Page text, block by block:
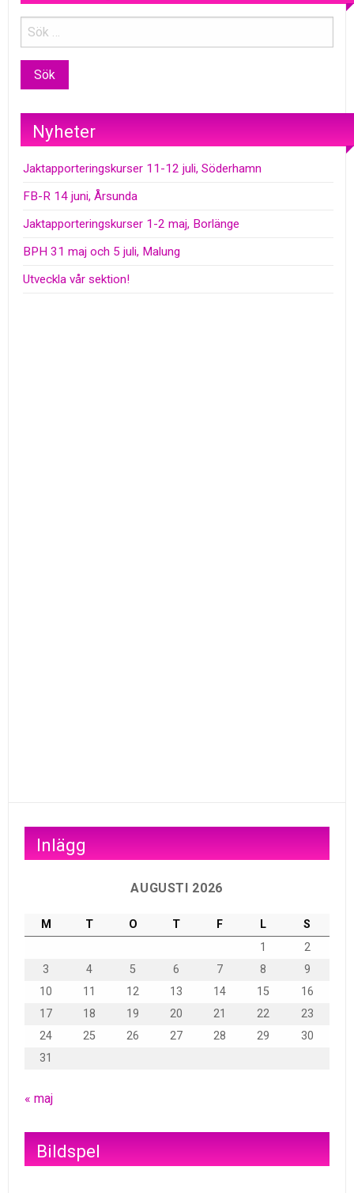
Nyheter
Jaktapporteringskurser 11-12 juli, Söderhamn
FB-R 14 juni, Årsunda
Jaktapporteringskurser 1-2 maj, Borlänge
BPH 31 maj och 5 juli, Malung
Utveckla vår sektion!
Inlägg
AUGUSTI 2026
M T O T F L
S
1
2
3
4 5 6 7 8
9
10
11 12 13 14 15
16
17
18 19 20 21 22
23
24
25 26 27 28 29
30
31
« maj
Bildspel